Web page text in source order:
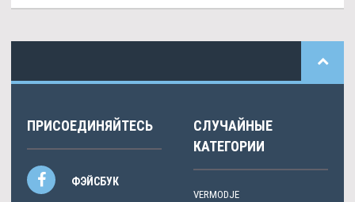
ПРИСОЕДИНЯЙТЕСЬ
ФЭЙСБУК
СЛУЧАЙНЫЕ
КАТЕГОРИИ
VERMODJE